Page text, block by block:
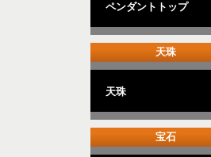
ペンダントトップ
天珠
天珠
宝石